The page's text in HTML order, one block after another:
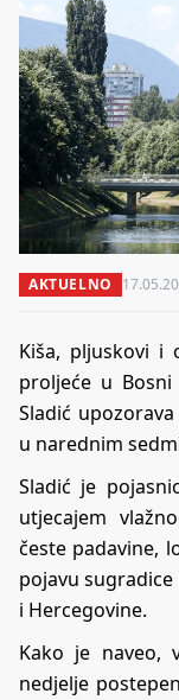
AKTUELNO
Kiša, pljuskovi i
proljeće u
Sladić
u narednim
Sladić je
utjecajem
česte padavine,
pojavu
i Hercegovine.
Kako je naveo,
nedjelje